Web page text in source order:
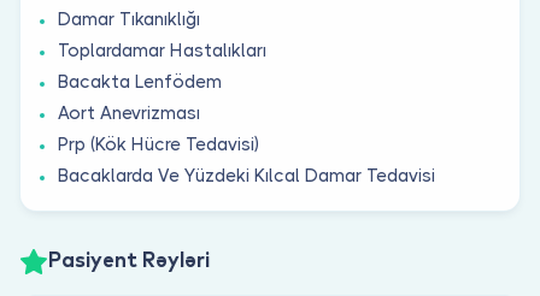
Damar Tıkanıklığı
Toplardamar Hastalıkları
Bacakta Lenfödem
Aort Anevrizması
Prp (Kök Hücre Tedavisi)
Bacaklarda Ve Yüzdeki Kılcal Damar Tedavisi
Pasiyent Rəyləri